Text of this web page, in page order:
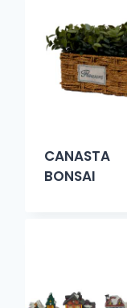
CANASTA
BONSAI